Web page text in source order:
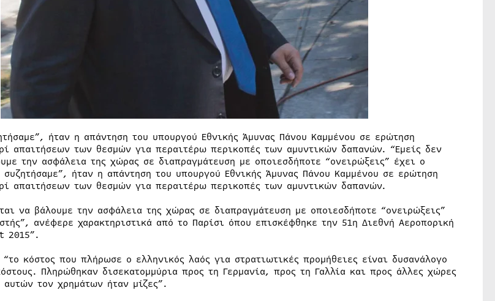
ήταν η απάντηση του υπουργού Εθνικής Άμυνας Πάνου Καμμένου σε ερώτηση
απαιτήσεων των θεσμών για περαιτέρω περικοπές των αμυντικών δαπανών. “Εμείς δεν
την ασφάλεια της χώρας σε διαπραγμάτευση με οποιεσδήποτε “ονειρώξεις” έχει ο
συζητήσαμε”, ήταν η απάντηση του υπουργού Εθνικής Άμυνας Πάνου Καμμένου σε ερώτηση
απαιτήσεων των θεσμών για περαιτέρω περικοπές των αμυντικών δαπανών.
να βάλουμε την ασφάλεια της χώρας σε διαπραγμάτευση με οποιεσδήποτε “ονειρώξεις”
ανέφερε χαρακτηριστικά από το Παρίσι όπου επισκέφθηκε την 51η Διεθνή Αεροπορική
2015”.
κόστος που πλήρωσε ο ελληνικός λαός για στρατιωτικές προμήθειες είναι δυσανάλογο
Πληρώθηκαν δισεκατομμύρια προς τη Γερμανία, προς τη Γαλλία και προς άλλες χώρες
αυτών τον χρημάτων ήταν μίζες”.